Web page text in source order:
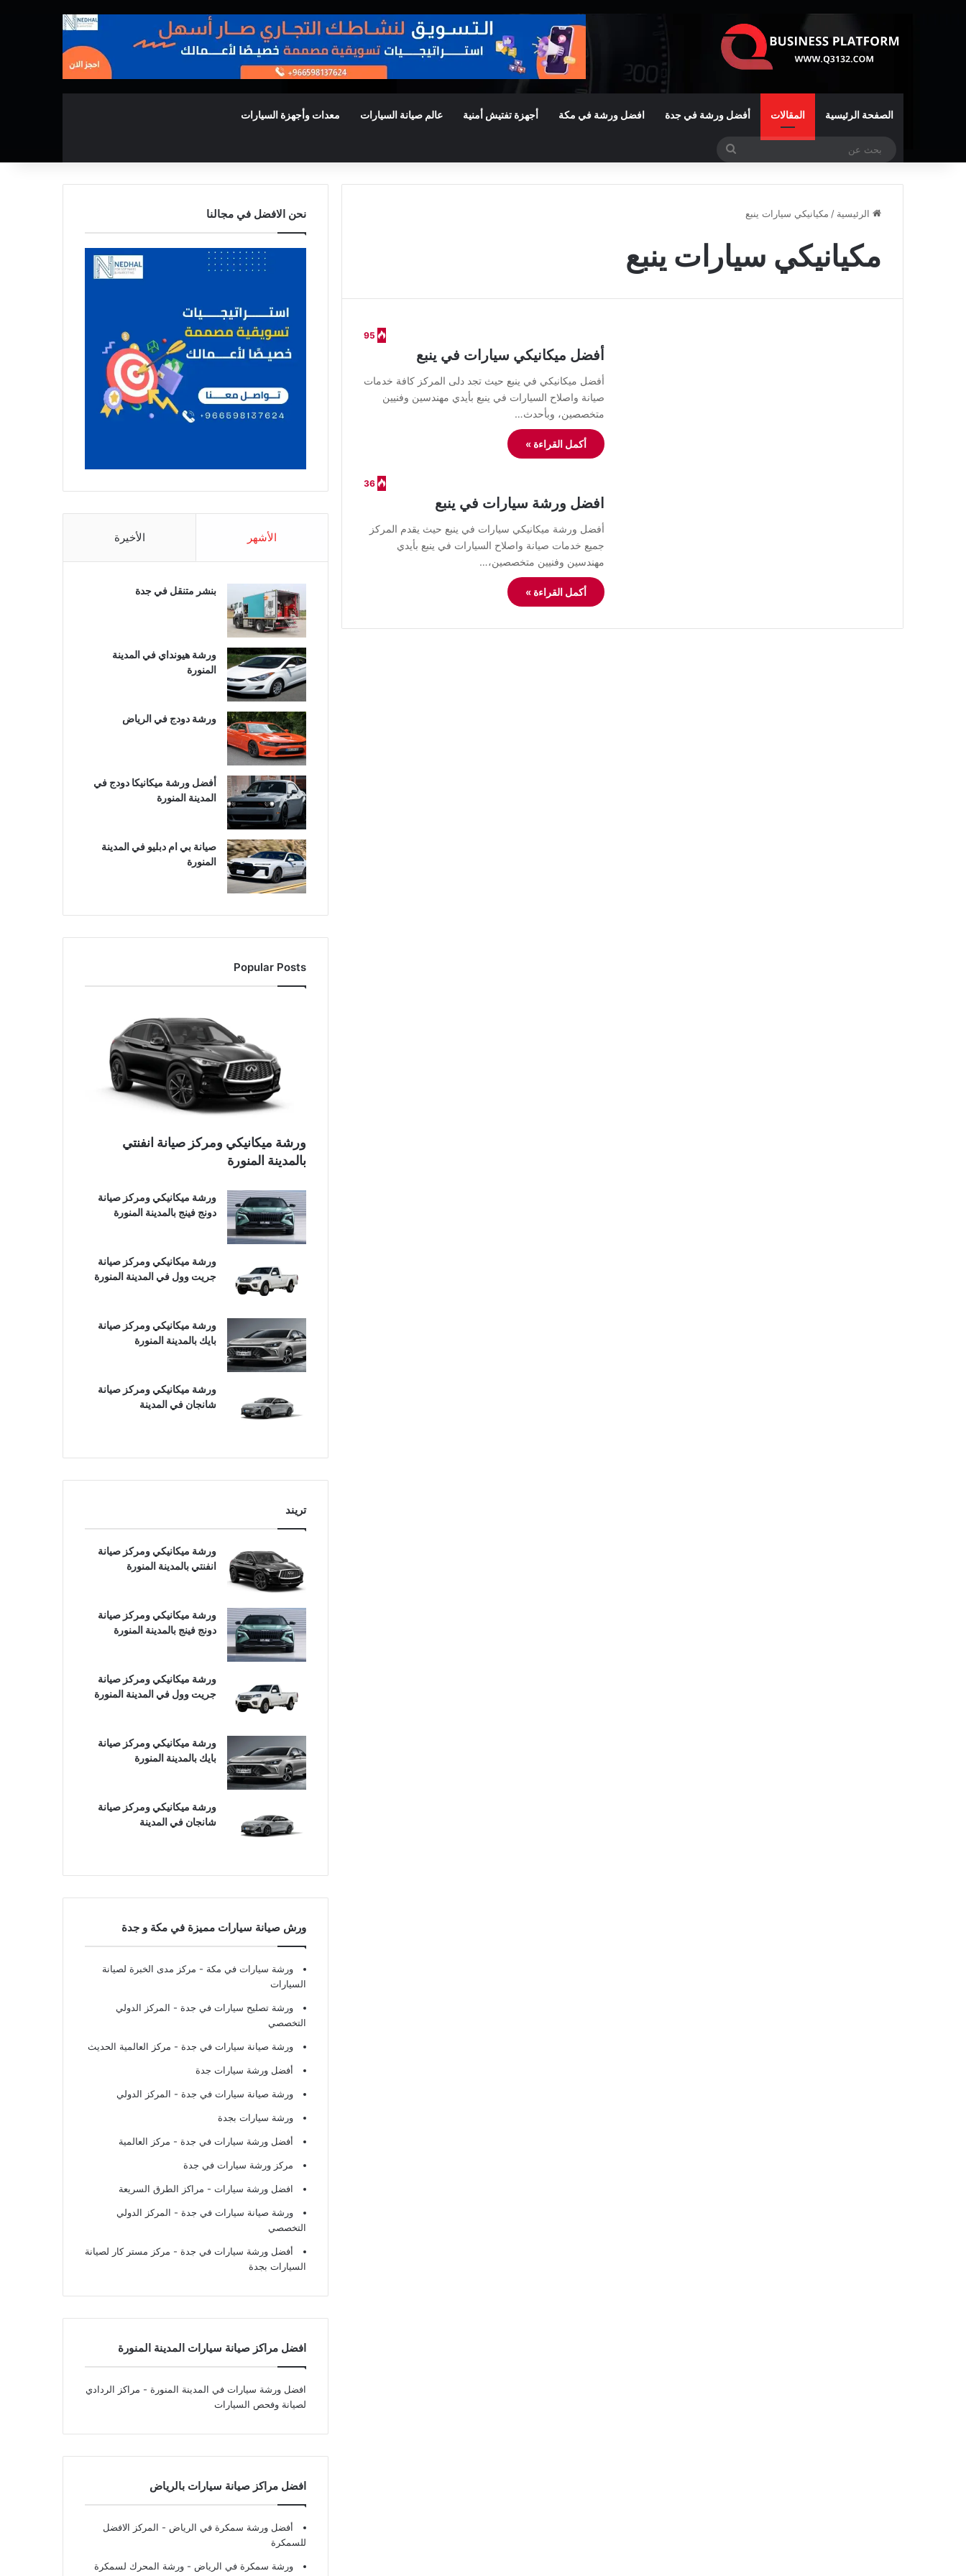
الصفحة الرئيسية المقالات أفضل ورشة في جدة افضل ورشة في مكة أجهزة تفتيش أمنية عالم صيانة السيارات معدات وأجهزة السيارات
الرئيسية / مكيانيكي سيارات ينبع
مكيانيكي سيارات ينبع
95
أفضل ميكانيكي سيارات في ينبع
أفضل ميكانيكي في ينبع حيث تجد دلى المركز كافة خدمات
صيانة واصلاح السيارات في ينبع بأيدي مهندسين وفنيين
متخصصين، وبأحدث…
أكمل القراءة »
36
افضل ورشة سيارات في ينبع
أفضل ورشة ميكانيكي سيارات في ينبع حيث يقدم المركز
جميع خدمات صيانة واصلاح السيارات في ينبع بأيدي
مهندسين وفنيين متخصصين،…
أكمل القراءة »
نحن الافضل في مجالنا
الأشهر الأخيرة
بنشر متنقل في جدة
ورشة هيونداي في المدينة
المنورة
ورشة دودج في الرياض
أفضل ورشة ميكانيكا دودج في
المدينة المنورة
صيانة بي ام دبليو في المدينة
المنورة
Popular Posts
ورشة ميكانيكي ومركز صيانة انفنتي
بالمدينة المنورة
ورشة ميكانيكي ومركز صيانة
دونج فينج بالمدينة المنورة
ورشة ميكانيكي ومركز صيانة
جريت وول في المدينة المنورة
ورشة ميكانيكي ومركز صيانة
بايك بالمدينة المنورة
ورشة ميكانيكي ومركز صيانة
شانجان في المدينة
تريند
ورشة ميكانيكي ومركز صيانة
انفنتي بالمدينة المنورة
ورشة ميكانيكي ومركز صيانة
دونج فينج بالمدينة المنورة
ورشة ميكانيكي ومركز صيانة
جريت وول في المدينة المنورة
ورشة ميكانيكي ومركز صيانة
بايك بالمدينة المنورة
ورشة ميكانيكي ومركز صيانة
شانجان في المدينة
ورش صيانة سيارات مميزة في مكة و جدة
ورشة سيارات في مكة - مركز مدى الخبرة لصيانة
السيارات
ورشة تصليح سيارات في جدة - المركز الدولي
التخصصي
ورشة صيانة سيارات في جدة - مركز العالمية الحديث
أفضل ورشة سيارات جدة
ورشة صيانة سيارات في جدة - المركز الدولي
ورشة سيارات بجدة
أفضل ورشة سيارات في جدة - مركز العالمية
مركز ورشة سيارات في جدة
افضل ورشة سيارات - مراكز الطرق السريعة
ورشة صيانة سيارات في جدة - المركز الدولي
التخصصي
أفضل ورشة سيارات في جدة - مركز مستر كار لصيانة
السيارات بجدة
افضل مراكز صيانة سيارات المدينة المنورة
افضل ورشة سيارات في المدينة المنورة - مراكز الردادي
لصيانة وفحص السيارات
افضل مراكز صيانة سيارات بالرياض
أفضل ورشة سمكرة في الرياض - المركز الافضل
للسمكرة
ورشة سمكرة في الرياض - ورشة المحرك لسمكرة